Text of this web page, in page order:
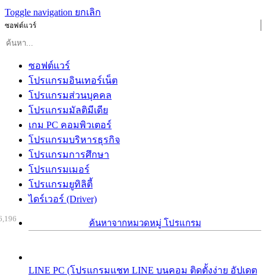
Toggle navigation ยกเลิก
ซอฟต์แวร์
ซอฟต์แวร์
โปรแกรมอินเทอร์เน็ต
โปรแกรมส่วนบุคคล
โปรแกรมมัลติมีเดีย
เกม PC คอมพิวเตอร์
โปรแกรมบริหารธุรกิจ
โปรแกรมการศึกษา
โปรแกรมเมอร์
โปรแกรมยูทิลิตี้
ไดร์เวอร์ (Driver)
ค้นหาจากหมวดหมู่ โปรแกรม
LINE PC (โปรแกรมแชท LINE บนคอม ติดตั้งง่าย อัปเดต